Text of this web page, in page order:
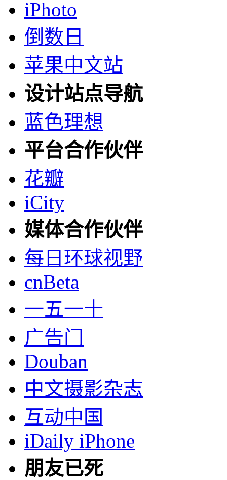
iPhoto
倒数日
苹果中文站
设计站点导航
蓝色理想
平台合作伙伴
花瓣
iCity
媒体合作伙伴
每日环球视野
cnBeta
一五一十
广告门
Douban
中文摄影杂志
互动中国
iDaily iPhone
朋友已死